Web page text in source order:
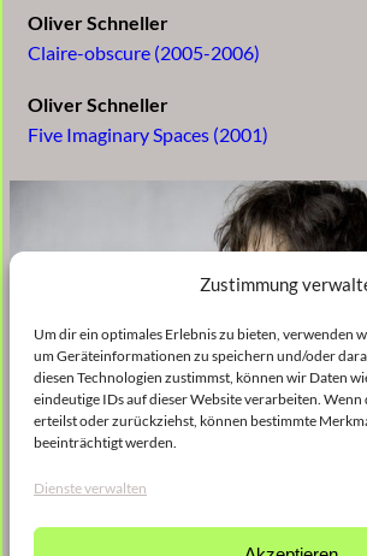
Zustimmung
Um dir ein optimales Erlebnis zu bieten, verwenden
um Geräteinformationen zu speichern und/oder
diesen Technologien zustimmst, können wir Daten
eindeutige IDs auf dieser Website verarbeiten.
erteilst oder zurückziehst, können bestimmte
beeinträchtigt werden.
Dienste verwalten
Oliver Schneller
Claire-obscure (2005-2006)
Oliver Schneller
Five Imaginary Spaces (2001)